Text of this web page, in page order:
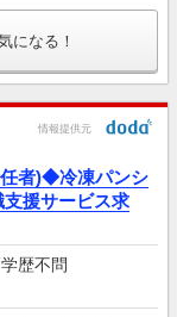
になる！
情報提供元
任者)◆冷凍パンシ
援サービス求
学歴不問